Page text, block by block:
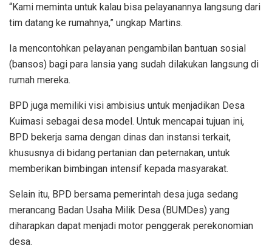
“Kami meminta untuk kalau bisa pelayanannya langsung dari
tim datang ke rumahnya,” ungkap Martins.
Ia mencontohkan pelayanan pengambilan bantuan sosial
(bansos) bagi para lansia yang sudah dilakukan langsung di
rumah mereka.
BPD juga memiliki visi ambisius untuk menjadikan Desa
Kuimasi sebagai desa model. Untuk mencapai tujuan ini,
BPD bekerja sama dengan dinas dan instansi terkait,
khususnya di bidang pertanian dan peternakan, untuk
memberikan bimbingan intensif kepada masyarakat.
Selain itu, BPD bersama pemerintah desa juga sedang
merancang Badan Usaha Milik Desa (BUMDes) yang
diharapkan dapat menjadi motor penggerak perekonomian
desa.